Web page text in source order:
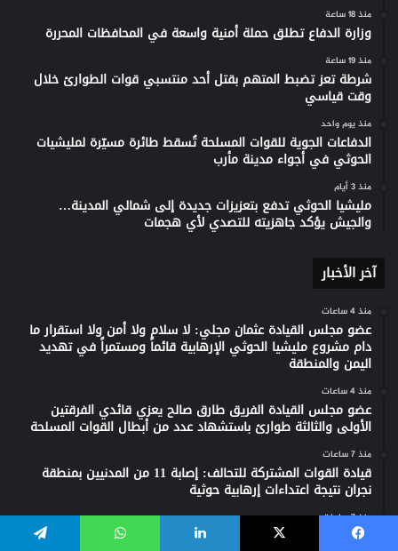
منذ 18 ساعة
وزارة الدفاع تطلق حملة أمنية واسعة في المحافظات المحررة
منذ 19 ساعة
شرطة تعز تضبط المتهم بقتل أحد منتسبي قوات الطوارئ خلال
وقت قياسي
منذ يوم واحد
الدفاعات الجوية للقوات المسلحة تُسقط طائرة مسيّرة لمليشيات
الحوثي في أجواء مدينة مأرب
منذ 3 أيام
مليشيا الحوثي تدفع بتعزيزات جديدة إلى شمالي المدينة…
والجيش يؤكد جاهزيته للتصدي لأي هجمات
آخر الأخبار
منذ 4 ساعات
عضو مجلس القيادة عثمان مجلي: لا سلام ولا أمن ولا استقرار ما
دام مشروع مليشيا الحوثي الإرهابية قائماً ومستمراً في تهديد
اليمن والمنطقة
منذ 4 ساعات
عضو مجلس القيادة الفريق طارق صالح يعزي قائدي الفرقتين
الأولى والثالثة طوارئ باستشهاد عدد من أبطال القوات المسلحة
منذ 7 ساعات
قيادة القوات المشتركة للتحالف: إصابة 11 من المدنيين بمنطقة
نجران نتيجة اعتداءات إرهابية حوثية
منذ 7 ساعات
تحالف دعم الشرعية يجدد دعمه الثابت للحكومة ويعزي في شهداء